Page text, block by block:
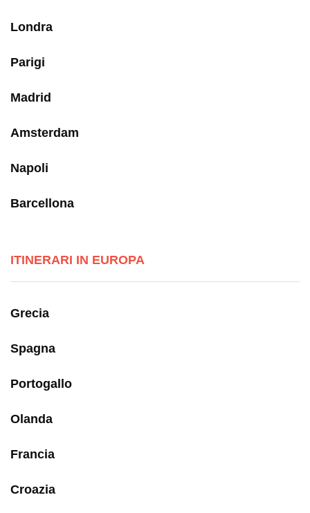
Londra
Parigi
Madrid
Amsterdam
Napoli
Barcellona
ITINERARI IN EUROPA
Grecia
Spagna
Portogallo
Olanda
Francia
Croazia